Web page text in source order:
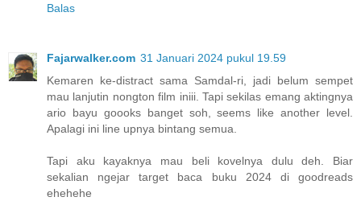
Balas
Fajarwalker.com 31 Januari 2024 pukul 19.59
Kemaren ke-distract sama Samdal-ri, jadi belum sempet
mau lanjutin nongton film iniii. Tapi sekilas emang aktingnya
ario bayu goooks banget soh, seems like another level.
Apalagi ini line upnya bintang semua.
Tapi aku kayaknya mau beli kovelnya dulu deh. Biar
sekalian ngejar target baca buku 2024 di goodreads
ehehehe